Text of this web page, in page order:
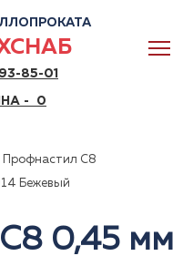
0
85-01
- 0
Профнастил C8
Бежевый
С8 0,45 мм